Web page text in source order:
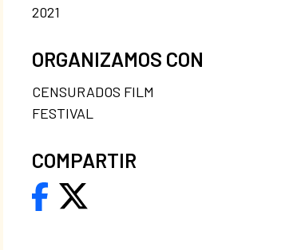
2021
ORGANIZAMOS CON
CENSURADOS FILM
FESTIVAL
COMPARTIR